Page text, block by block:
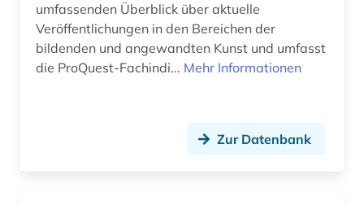
instrument (1)
instrumentalmusiker (2)
internationale ferienkurse für neue musik (1)
umfassenden Überblick über aktuelle
Veröffentlichungen in den Bereichen der
bildenden und angewandten Kunst und umfasst
die ProQuest-Fachindi... Mehr Informationen
Zur Datenbank